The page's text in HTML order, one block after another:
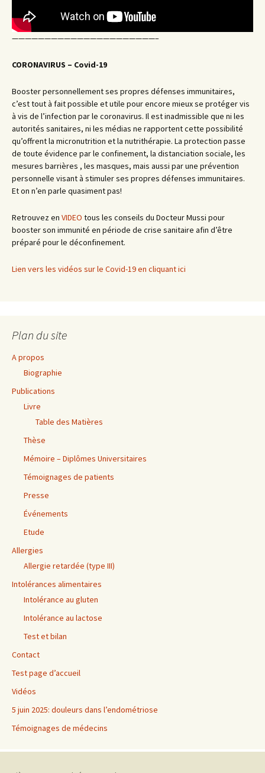
——————————————————————–
CORONAVIRUS – Covid-19
Booster personnellement ses propres défenses immunitaires,
c’est tout à fait possible et utile pour encore mieux se protéger vis
à vis de l’infection par le coronavirus. Il est inadmissible que ni les
autorités sanitaires, ni les médias ne rapportent cette possibilité
qu’offrent la micronutrition et la nutrithérapie. La protection passe
de toute évidence par le confinement, la distanciation sociale, les
mesures barrières , les masques, mais aussi par une prévention
personnelle visant à stimuler ses propres défenses immunitaires.
Et on n’en parle quasiment pas!
Retrouvez en VIDEO tous les conseils du Docteur Mussi pour
booster son immunité en période de crise sanitaire afin d’être
préparé pour le déconfinement.
Lien vers les vidéos sur le Covid-19 en cliquant ici
Plan du site
A propos
Biographie
Publications
Livre
Table des Matières
Thèse
Mémoire – Diplômes Universitaires
Témoignages de patients
Presse
Événements
Etude
Allergies
Allergie retardée (type III)
Intolérances alimentaires
Intolérance au gluten
Intolérance au lactose
Test et bilan
Contact
Test page d’accueil
Vidéos
5 juin 2025: douleurs dans l’endométriose
Témoignages de médecins